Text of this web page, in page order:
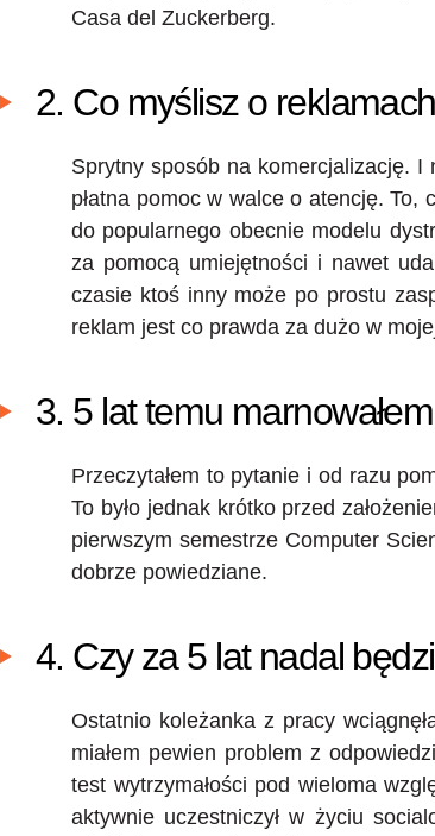
Casa del Zuckerberg.
2. Co myślisz o
Sprytny sposób na komercjalizację. I
płatna pomoc w walce o atencję.
do popularnego obecnie modelu
za pomocą umiejętności i nawet
czasie ktoś inny może po prostu
reklam jest co prawda za dużo w
3. 5 lat temu
Przeczytałem to pytanie i od razu
To było jednak krótko przed
pierwszym semestrze Computer
dobrze powiedziane.
4. Czy za 5 lat nadal
Ostatnio koleżanka z pracy
miałem pewien problem z
test wytrzymałości pod wieloma
aktywnie uczestniczył w życiu